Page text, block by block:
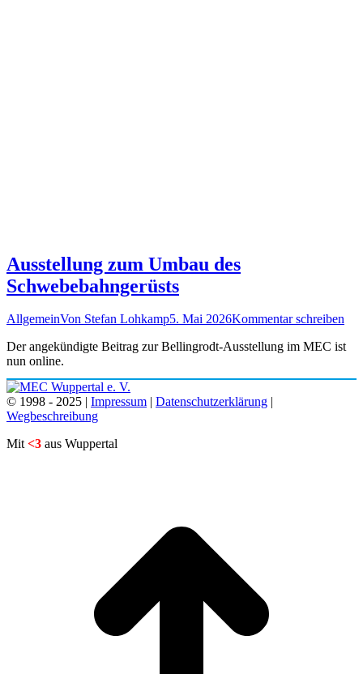
Ausstellung zum Umbau des
Schwebebahngerüsts
AllgemeinVon Stefan Lohkamp5. Mai 2026Kommentar schreiben
Der angekündigte Beitrag zur Bellingrodt-Ausstellung im MEC ist
nun online.
© 1998 - 2025 | Impressum | Datenschutzerklärung |
Wegbeschreibung
Mit <3 aus Wuppertal